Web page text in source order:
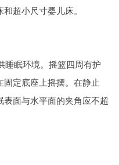
超小尺寸婴儿床。
睡眠环境。摇篮四周有护
定底座上摇摆。在静止
表面与水平面的夹角应不超